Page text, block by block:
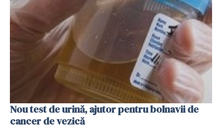
Nou test de urină, ajutor pentru bolnavii de
cancer de vezică